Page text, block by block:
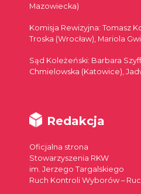
Mazowiecka)
Komisja Rewizyjna: Tomasz
Troska (Wrocław), Mariola
Sąd Koleżeński: Barbara
Chmielowska (Katowice),
Redakcja
Oficjalna strona
Stowarzyszenia RKW
im. Jerzego Targalskiego
Ruch Kontroli Wyborów –